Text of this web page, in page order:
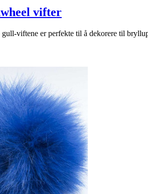
vifter
gull-viftene er perfekte til å dekorere til